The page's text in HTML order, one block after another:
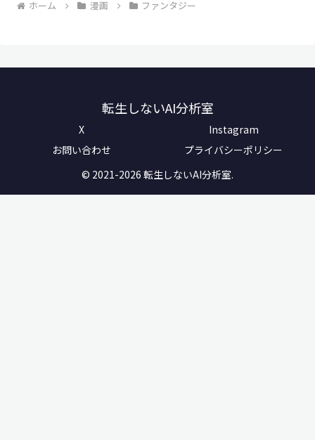
ホーム 漫画 ファンタジー
転生しないAI分析室
X
Instagram
お問い合わせ
プライバシーポリシー
© 2021-2026 転生しないAI分析室.